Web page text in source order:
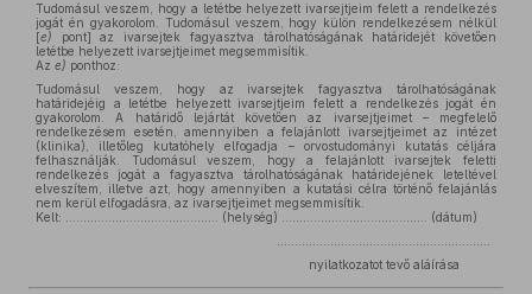
Tudomásul veszem, hogy a letétbe helyezett ivarsejtjeim felett a rendelkezés
jogát én gyakorolom. Tudomásul veszem, hogy külön rendelkezésem nélkül
[e) pont] az ivarsejtek fagyasztva tárolhatóságának határidejét követően
letétbe helyezett ivarsejtjeimet megsemmisítik.
Az e) ponthoz:
Tudomásul veszem, hogy az ivarsejtek fagyasztva tárolhatóságának
határidejéig a letétbe helyezett ivarsejtjeim felett a rendelkezés jogát én
gyakorolom. A határidő lejártát követően az ivarsejtjeimet – megfelelő
rendelkezésem esetén, amennyiben a felajánlott ivarsejtjeimet az intézet
(klinika), illetőleg kutatóhely elfogadja – orvostudományi kutatás céljára
felhasználják. Tudomásul veszem, hogy a felajánlott ivarsejtek feletti
rendelkezés jogát a fagyasztva tárolhatóságának határidejének leteltével
elveszítem, illetve azt, hogy amennyiben a kutatási célra történő felajánlás
nem kerül elfogadásra, az ivarsejtjeimet megsemmisítik.
Kelt: ........................................... (helység) ......................................... (dátum)
nyilatkozatot tevő aláírása